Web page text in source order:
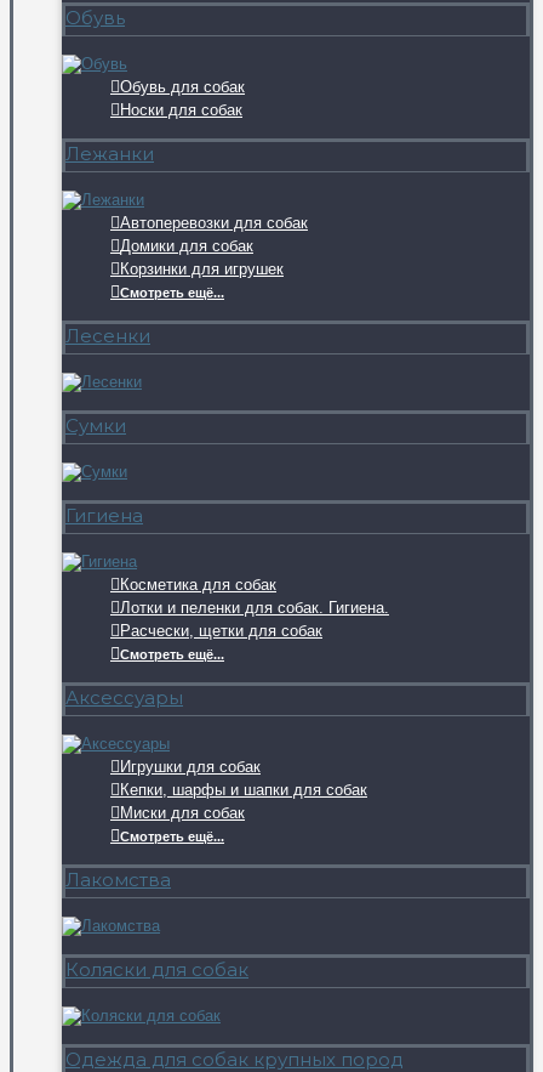
Обувь
Обувь для собак
Носки для собак
Лежанки
Автоперевозки для собак
Домики для собак
Корзинки для игрушек
Смотреть ещё...
Лесенки
Сумки
Гигиена
Косметика для собак
Лотки и пеленки для собак. Гигиена.
Расчески, щетки для собак
Смотреть ещё...
Аксессуары
Игрушки для собак
Кепки, шарфы и шапки для собак
Миски для собак
Смотреть ещё...
Лакомства
Коляски для собак
Одежда для собак крупных пород